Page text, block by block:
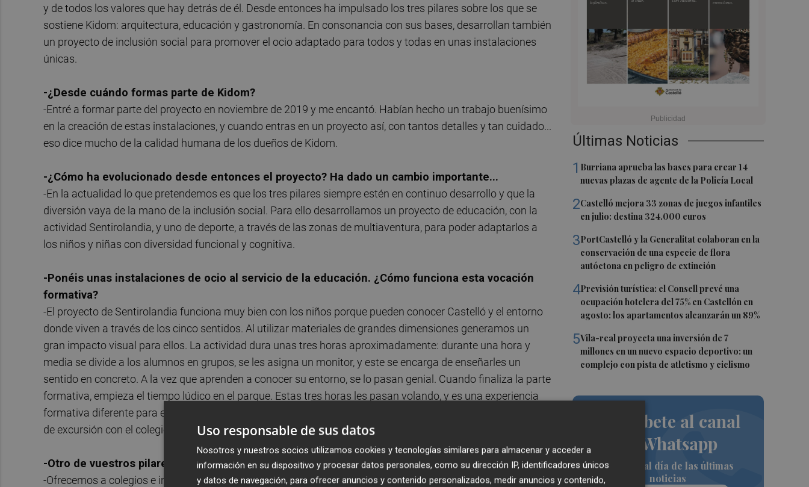
Últimas Noticias
1 Burriana aprueba las bases para crear 14
nuevas plazas de agente de la Policía Local
2Castelló mejora 33 zonas de juegos infantiles
en julio: destina 324.000 euros
3PortCastelló y la Generalitat colaboran en la
conservación de una especie de flora
autóctona en peligro de extinción
4Previsión turística: el Consell prevé una
ocupación hotelera del 75% en Castellón en
agosto: los apartamentos alcanzarán un 89%
5Vila-real proyecta una inversión de 7
millones en un nuevo espacio deportivo: un
complejo con pista de atletismo y ciclismo
Suscríbete al canal
de Whatsapp
Siempre al día de las últimas
noticias
y de todos los valores que hay detrás de él. Desde entonces ha impulsado los tres pilares sobre los que se
sostiene Kidom: arquitectura, educación y gastronomía. En consonancia con sus bases, desarrollan también
un proyecto de inclusión social para promover el ocio adaptado para todos y todas en unas instalaciones
únicas.
-¿Desde cuándo formas parte de Kidom?
-Entré a formar parte del proyecto en noviembre de 2019 y me encantó. Habían hecho un trabajo buenísimo
en la creación de estas instalaciones, y cuando entras en un proyecto así, con tantos detalles y tan cuidado...
eso dice mucho de la calidad humana de los dueños de Kidom.
-¿Cómo ha evolucionado desde entonces el proyecto? Ha dado un cambio importante...
-En la actualidad lo que pretendemos es que los tres pilares siempre estén en continuo desarrollo y que la
diversión vaya de la mano de la inclusión social. Para ello desarrollamos un proyecto de educación, con la
actividad Sentirolandia, y uno de deporte, a través de las zonas de multiaventura, para poder adaptarlos a
los niños y niñas con diversidad funcional y cognitiva.
-Ponéis unas instalaciones de ocio al servicio de la educación. ¿Cómo funciona esta vocación
formativa?
-El proyecto de Sentirolandia funciona muy bien con los niños porque pueden conocer Castelló y el entorno
donde viven a través de los cinco sentidos. Al utilizar materiales de grandes dimensiones generamos un
gran impacto visual para ellos. La actividad dura unas tres horas aproximadamente: durante una hora y
media se divide a los alumnos en grupos, se les asigna un monitor, y este se encarga de enseñarles un
sentido en concreto. A la vez que aprenden a conocer su entorno, se lo pasan genial. Cuando finaliza la parte
formativa, empieza el tiempo lúdico en el parque. Estas tres horas les pasan volando, y es una experiencia
formativa diferente para ellos. Esta actividad está pensada para que los niños entre los 3 y 8 años vengan
de excursión con el colegio, de lunes a viernes en nuestro horario de mañanas.
-Otro de vuestros pilares fundamentales es el deporte, ¿cómo trabajáis esta vertiente?
-Ofrecemos a colegios e institutos la posibilidad de venir por las mañanas y vivir la aventura: las tirolinas
Uso responsable de sus datos
Nosotros y nuestros socios utilizamos cookies y tecnologías similares para almacenar y acceder a
información en su dispositivo y procesar datos personales, como su dirección IP, identificadores únicos
y datos de navegación, para ofrecer anuncios y contenido personalizados, medir anuncios y contenido,